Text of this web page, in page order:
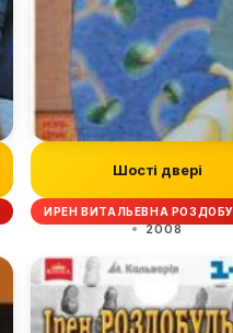
Шості двері
ИРЕН ВИТАЛЬЕВНА
2008